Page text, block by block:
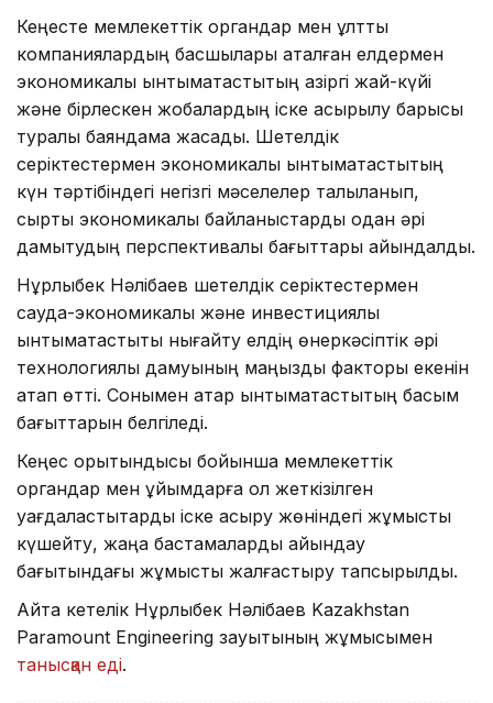
Кеңесте мемлекеттік органдар мен ұлттық
компаниялардың басшылары аталған елдермен
экономикалық ынтымақтастықтың қазіргі жай-күйі
және бірлескен жобалардың іске асырылу барысы
туралы баяндама жасады. Шетелдік
серіктестермен экономикалық ынтымақтастықтың
күн тәртібіндегі негізгі мәселелер талқыланып,
сыртқы экономикалық байланыстарды одан әрі
дамытудың перспективалы бағыттары айқындалды.
Нұрлыбек Нәлібаев шетелдік серіктестермен
сауда-экономикалық және инвестициялық
ынтымақтастықты нығайту елдің өнеркәсіптік әрі
технологиялық дамуының маңызды факторы екенін
атап өтті. Сонымен қатар ынтымақтастықтың басым
бағыттарын белгіледі.
Кеңес қорытындысы бойынша мемлекеттік
органдар мен ұйымдарға қол жеткізілген
уағдаластықтарды іске асыру жөніндегі жұмысты
күшейту, жаңа бастамаларды айқындау
бағытындағы жұмысты жалғастыру тапсырылды.
Айта кетелік Нұрлыбек Нәлібаев Kazakhstan
Paramount Engineering зауытының жұмысымен
танысқан еді.